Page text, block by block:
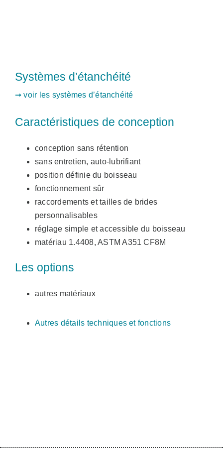
Systèmes d’étanchéité
➞ voir les systèmes d’étanchéité
Caractéristiques de conception
conception sans rétention
sans entretien, auto-lubrifiant
position définie du boisseau
fonctionnement sûr
raccordements et tailles de brides
personnalisables
réglage simple et accessible du boisseau
matériau 1.4408, ASTM A351 CF8M
Les options
autres matériaux
Autres détails techniques et fonctions